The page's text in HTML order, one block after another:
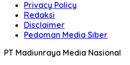
Privacy Policy
Redaksi
Disclaimer
Pedoman Media Siber
PT Madiunraya Media Nasional